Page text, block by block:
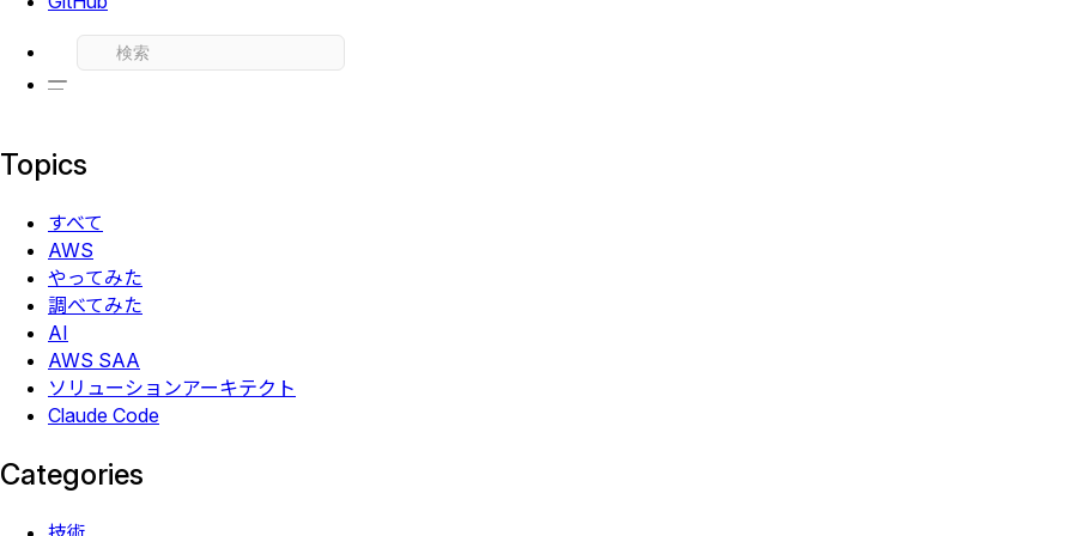
Topics
すべて
AWS
やってみた
調べてみた
AI
AWS SAA
ソリューションアーキテクト
Claude Code
Categories